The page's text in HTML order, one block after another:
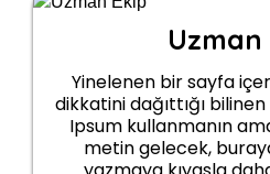
Uzman
Yinelenen bir sayfa
dikkatini dağıttığı
Ipsum kullanmanın
metin gelecek,